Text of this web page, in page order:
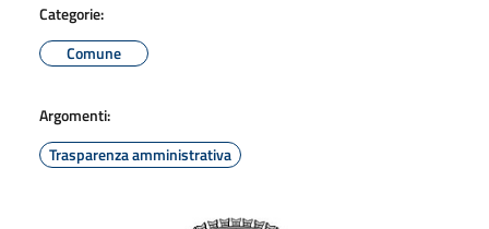
Categorie:
Comune
Argomenti:
Trasparenza amministrativa